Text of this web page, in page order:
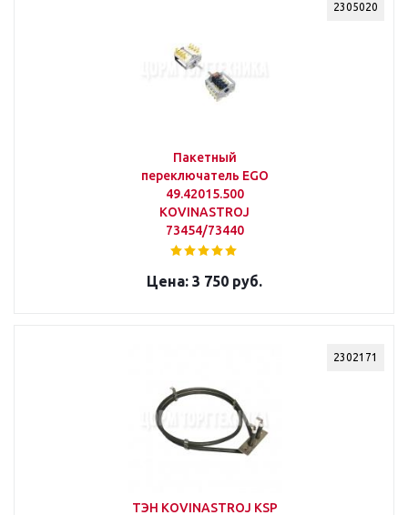
2305020
Пакетный
переключатель EGO
49.42015.500
KOVINASTROJ
73454/73440
3 750 руб.
2302171
ТЭН KOVINASTROJ KSP